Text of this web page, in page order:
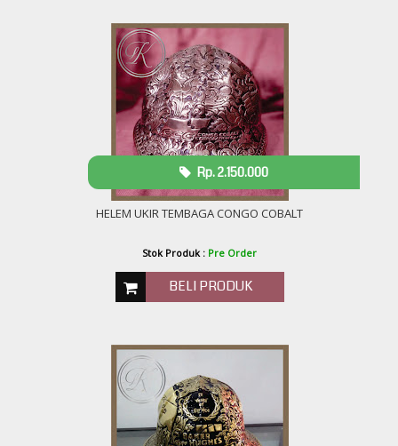
HELEM UKIR TEMBAGA CONGO COBALT
Rp. 2.150.000
Stok Produk : Pre Order
BELI PRODUK